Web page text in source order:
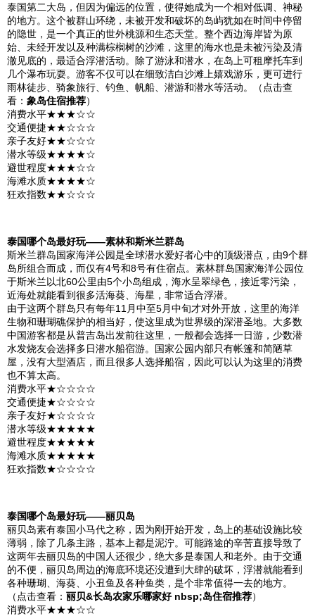
泰国第二大岛，但因为偏远的位置，使得她成为一个相对低调、神秘
的地方。这个被群山环绕，未被开发和破坏的岛屿犹如在时间中停留
的隐世，是一个真正的世外桃源和生态天堂。整个西边海岸皆为原
始、未经开发以及种满棕榈树的沙滩，这里的海水也是未被污染及清
澈见底的，最适合浮潜活动。除了游泳和潜水，在岛上可租摩托车到
几个瀑布玩耍。游客不仅可以在细致洁白沙滩 上嬉戏游乐，更可进行
雨林徒步、骑象旅行、钓鱼、帆船、潜游和潜水等活动。（点击查
看： 象岛住宿推荐）
消费水平★★★☆☆
交通便捷★★☆☆☆
亲子友好★★☆☆☆
潜水等级★★★★☆
避世程度★★★☆☆
海滩水质★★★★☆
狂欢指数★★☆☆☆
泰国 哪个岛最好玩——素林和斯米兰群岛
斯米兰群岛国家海洋公园是全球潜水爱好者心中的顶级潜点，由9个群
岛所组合而成，而仅有4号和8号有住宿点。素林群岛国家海洋公园位
于斯米兰以北60公里由5个小岛组成，海水呈翠绿色，接近零污染，
近海处就能看到很多活海葵、海星，非常适合浮潜。
由于这两个群岛只有每年11月中至5月中旬才对外开放，这里的海洋
生物和珊瑚礁保护的相当好，使这里成为世界级的深潜圣地。大多数
中国游客都是从普吉岛出发前往这里，一般都会选择一日游，少数潜
水发烧友会选择多日潜水船宿游。国家公园内部只有帐篷和简陋草
屋，没有大型酒店，而且很多人选择船宿，因此可以认为这里的消费
也不算太高。
消费水平★☆☆☆☆
交通便捷★☆☆☆☆
亲子友好★☆☆☆☆
潜水等级★★★★★
避世程度★★★★★
海滩水质★★★★★
狂欢指数★☆☆☆☆
泰国 哪个岛最好玩——丽贝岛
丽贝岛素有泰国小马代之称，因为刚开始开发，岛上的基础设施比较
薄弱，除了几条主路，基本上都是泥泞。可能路途的辛苦直接导致了
这两年去丽贝岛的中国人还很少，绝大多是泰国 人和老外。由于交通
的不便，丽贝岛周边的海底环境还没遭到大肆的破坏，浮潜就能看到
各种珊瑚、海葵、小丑鱼及各种鱼类，是个非常值得一去的地方。
（点击查看： 丽贝&长岛农家乐哪家好 nbsp;岛住宿推荐）
消费水平★★★☆☆